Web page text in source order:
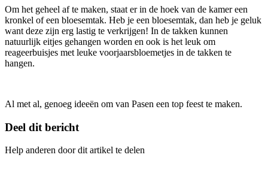
Om het geheel af te maken, staat er in de hoek van de kamer een
kronkel of een bloesemtak. Heb je een bloesemtak, dan heb je geluk
want deze zijn erg lastig te verkrijgen! In de takken kunnen
natuurlijk eitjes gehangen worden en ook is het leuk om
reageerbuisjes met leuke voorjaarsbloemetjes in de takken te
hangen.
Al met al, genoeg ideeën om van Pasen een top feest te maken.
Deel dit bericht
Help anderen door dit artikel te delen